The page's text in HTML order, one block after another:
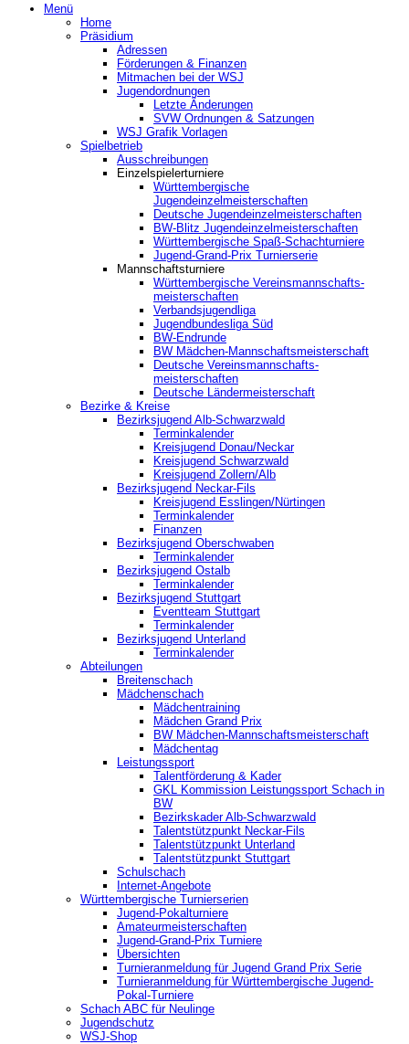
Menü
Home
Präsidium
Adressen
Förderungen & Finanzen
Mitmachen bei der WSJ
Jugendordnungen
Letzte Änderungen
SVW Ordnungen & Satzungen
WSJ Grafik Vorlagen
Spielbetrieb
Ausschreibungen
Einzelspielerturniere
Württembergische
Jugendeinzelmeisterschaften
Deutsche Jugendeinzelmeisterschaften
BW-Blitz Jugendeinzelmeisterschaften
Württembergische Spaß-Schachturniere
Jugend-Grand-Prix Turnierserie
Mannschaftsturniere
Württembergische Vereinsmannschafts-
meisterschaften
Verbandsjugendliga
Jugendbundesliga Süd
BW-Endrunde
BW Mädchen-Mannschaftsmeisterschaft
Deutsche Vereinsmannschafts-
meisterschaften
Deutsche Ländermeisterschaft
Bezirke & Kreise
Bezirksjugend Alb-Schwarzwald
Terminkalender
Kreisjugend Donau/Neckar
Kreisjugend Schwarzwald
Kreisjugend Zollern/Alb
Bezirksjugend Neckar-Fils
Kreisjugend ‎Esslingen/Nürtingen
Terminkalender
Finanzen
Bezirksjugend Oberschwaben
Terminkalender
Bezirksjugend Ostalb
Terminkalender
Bezirksjugend Stuttgart
‎Eventteam Stuttgart
Terminkalender
Bezirksjugend Unterland
Terminkalender
Abteilungen
Breitenschach
Mädchenschach
Mädchentraining
Mädchen Grand Prix
BW Mädchen-Mannschaftsmeisterschaft
Mädchentag
Leistungssport
Talentförderung & Kader
GKL Kommission Leistungssport Schach in
BW
Bezirkskader Alb-Schwarzwald
Talentstützpunkt Neckar-Fils
Talentstützpunkt Unterland
Talentstützpunkt Stuttgart
Schulschach
Internet-Angebote
Württembergische Turnierserien
Jugend-Pokalturniere
Amateurmeisterschaften
Jugend-Grand-Prix Turniere
Übersichten
Turnieranmeldung für Jugend Grand Prix Serie
Turnieranmeldung für Württembergische Jugend-
Pokal-Turniere
Schach ABC für Neulinge
Jugendschutz
WSJ-Shop